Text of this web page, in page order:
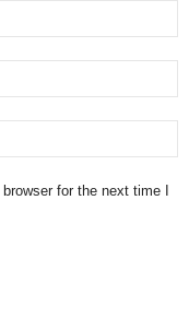
for the next time I